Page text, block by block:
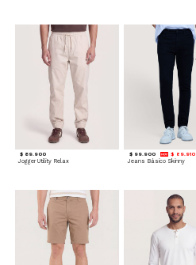
$ 89.900
Jogger Utility Relax
$ 99.900 $ 89.910
Jeans Básico Skinny